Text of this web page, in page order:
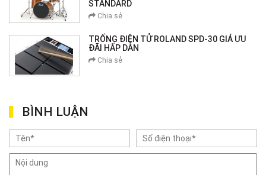
STANDARD
Chia sẻ
TRỐNG ĐIỆN TỬ ROLAND SPD-30 GIÁ ƯU
ĐÃI HẤP DẪN
Chia sẻ
BÌNH LUẬN